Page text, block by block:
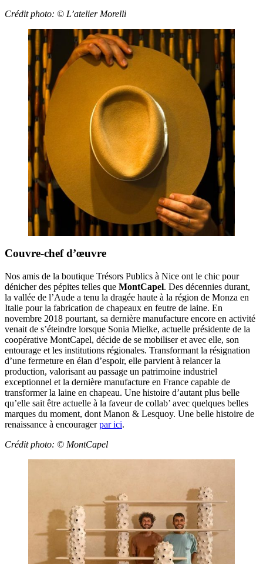
Crédit photo: © L’atelier Morelli
Couvre-chef d’œuvre
Nos amis de la boutique Trésors Publics à Nice ont le chic pour
dénicher des pépites telles que MontCapel. Des décennies durant,
la vallée de l’Aude a tenu la dragée haute à la région de Monza en
Italie pour la fabrication de chapeaux en feutre de laine. En
novembre 2018 pourtant, sa dernière manufacture encore en activité
venait de s’éteindre lorsque Sonia Mielke, actuelle présidente de la
coopérative MontCapel, décide de se mobiliser et avec elle, son
entourage et les institutions régionales. Transformant la résignation
d’une fermeture en élan d’espoir, elle parvient à relancer la
production, valorisant au passage un patrimoine industriel
exceptionnel et la dernière manufacture en France capable de
transformer la laine en chapeau. Une histoire d’autant plus belle
qu’elle sait être actuelle à la faveur de collab’ avec quelques belles
marques du moment, dont Manon & Lesquoy. Une belle histoire de
renaissance à encouragerpar ici.
Crédit photo: © MontCapel